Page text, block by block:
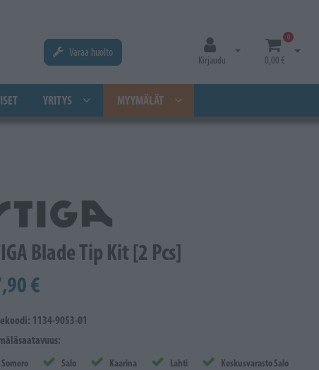
Varaa huolto
Kirjaudu
Avaa kirjautuminen
0
0,00 €
Avaa
YRITYS MYYMÄLÄT
Blade Tip Kit [2 Pcs]
€
1134-9053-01
Somero Salo Kaarina Lahti Keskusvarasto Salo